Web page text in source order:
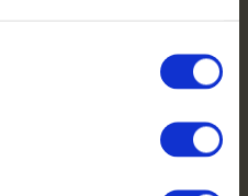
brandgel. Deze methodes
en kunnen gevaarlijk zijn.